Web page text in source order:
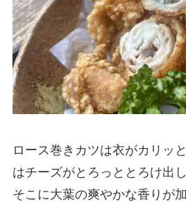
ロース巻きカツは衣がカリッ
はチーズがとろっととろけ出し
そこに大葉の爽やかな香りが